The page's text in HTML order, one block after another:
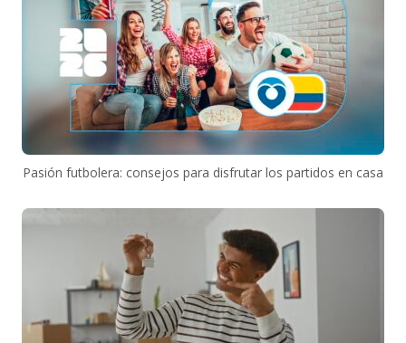
Pasión futbolera: consejos para disfrutar los partidos en casa